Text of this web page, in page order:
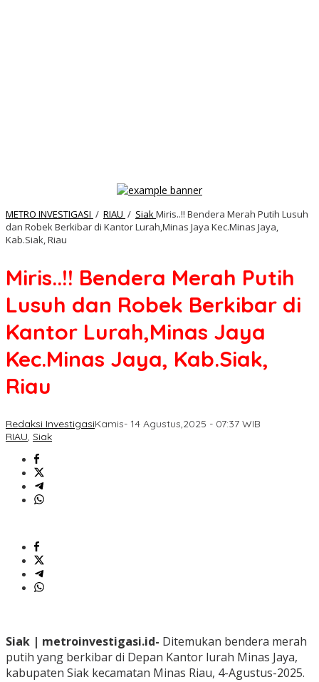
METRO INVESTIGASI / RIAU / SiakMiris..!! Bendera Merah Putih Lusuh
dan Robek Berkibar di Kantor Lurah,Minas Jaya Kec.Minas Jaya,
Kab.Siak, Riau
Miris..!! Bendera Merah Putih
Lusuh dan Robek Berkibar di
Kantor Lurah,Minas Jaya
Kec.Minas Jaya, Kab.Siak,
Riau
Redaksi InvestigasiKamis- 14 Agustus,2025 - 07:37 WIB
RIAU, Siak
Siak | metroinvestigasi.id- Ditemukan bendera merah
putih yang berkibar di Depan Kantor lurah Minas Jaya,
kabupaten Siak kecamatan Minas Riau, 4-Agustus-2025.